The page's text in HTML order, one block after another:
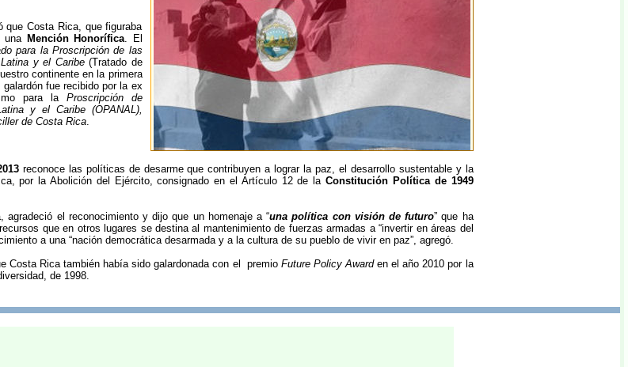
que Costa Rica, que figuraba
una Mención Honorífica. El
para la Proscripción de las
y el Caribe(Tratado de
continente en la primera
fue recibido por la ex
para la Proscripción de
y el Caribe (OPANAL),
de Costa Rica.
reconoce las políticas de desarme que contribuyen a lograr la paz, el desarrollo sustentable y la
por la Abolición del Ejército, consignado en el Artículo 12 de laConstitución Política de 1949
agradeció el reconocimiento y dijo que un homenaje a “una política con visión de futuro” que ha
que en otros lugares se destina al mantenimiento de fuerzas armadas a “invertir en áreas del
a una “nación democrática desarmada y a la cultura de su pueblo de vivir en paz”, agregó.
Costa Rica también había sido galardonada con el premio Future Policy Awarden el año 2010 por la
de 1998.